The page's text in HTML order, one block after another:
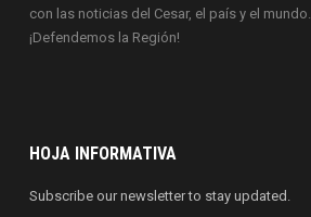
con las noticias del Cesar, el país y el mundo.
¡Defendemos la Región!
HOJA INFORMATIVA
Subscribe our newsletter to stay updated.